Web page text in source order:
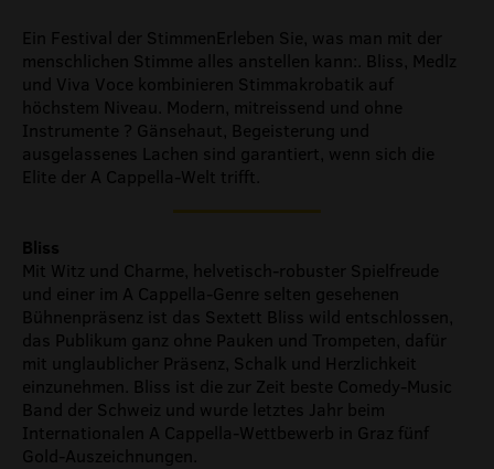
Ein Festival der StimmenErleben Sie, was man mit der
menschlichen Stimme alles anstellen kann:. Bliss, Medlz
und Viva Voce kombinieren Stimmakrobatik auf
höchstem Niveau. Modern, mitreissend und ohne
Instrumente ? Gänsehaut, Begeisterung und
ausgelassenes Lachen sind garantiert, wenn sich die
Elite der A Cappella-Welt trifft.
Bliss
Mit Witz und Charme, helvetisch-robuster Spielfreude
und einer im A Cappella-Genre selten gesehenen
Bühnenpräsenz ist das Sextett Bliss wild entschlossen,
das Publikum ganz ohne Pauken und Trompeten, dafür
mit unglaublicher Präsenz, Schalk und Herzlichkeit
einzunehmen. Bliss ist die zur Zeit beste Comedy-Music
Band der Schweiz und wurde letztes Jahr beim
Internationalen A Cappella-Wettbewerb in Graz fünf
Gold-Auszeichnungen.